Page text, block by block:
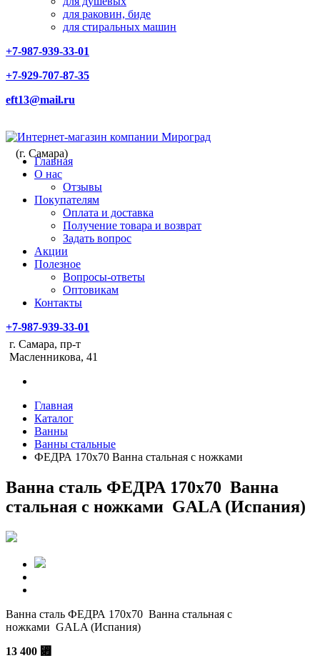
для раковин, биде
для стиральных машин
+7-987-939-33-01
+7-929-707-87-35
eft13@mail.ru
(г. Самара)
Главная
О нас
Отзывы
Покупателям
Оплата и доставка
Получение товара и возврат
Задать вопрос
Акции
Полезное
Вопросы-ответы
Оптовикам
Контакты
+7-987-939-33-01
г. Самара, пр-т
Масленникова, 41
Главная
Каталог
Ванны
Ванны стальные
ФЕДРА 170х70 Ванна стальная с ножками
Ванна сталь ФЕДРА 170х70 Ванна
стальная с ножками GALA (Испания)
Ванна сталь ФЕДРА 170х70 Ванна стальная с
ножками GALA (Испания)
13 400 ⃏